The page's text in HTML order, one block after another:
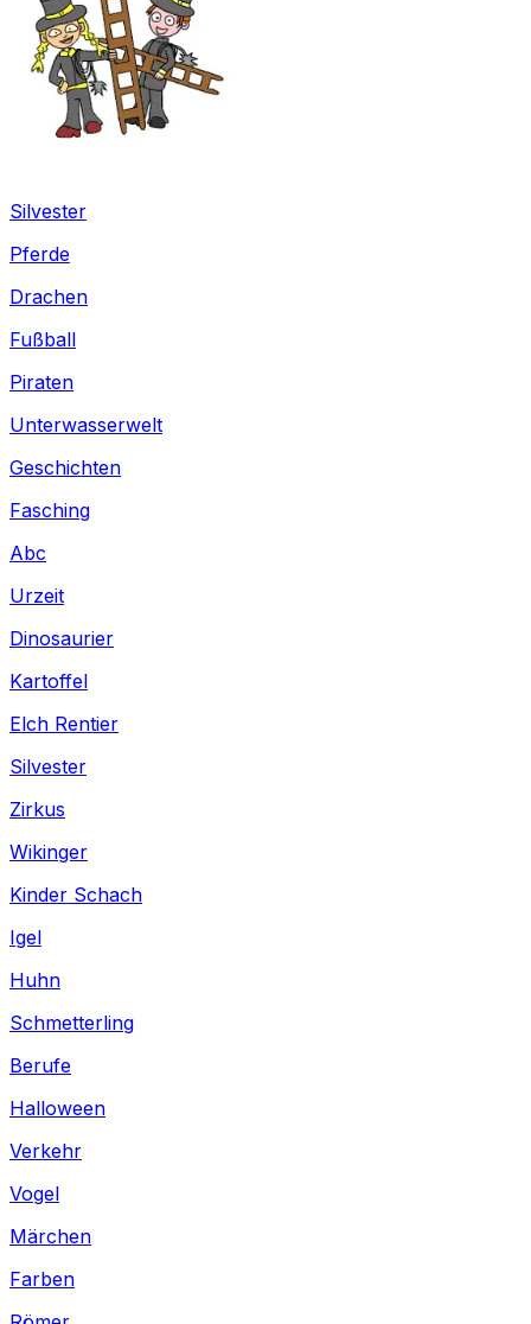
Silvester
Pferde
Drachen
Fußball
Piraten
Unterwasserwelt
Geschichten
Fasching
Abc
Urzeit
Dinosaurier
Kartoffel
Elch Rentier
Silvester
Zirkus
Wikinger
Kinder Schach
Igel
Huhn
Schmetterling
Berufe
Halloween
Verkehr
Vogel
Märchen
Farben